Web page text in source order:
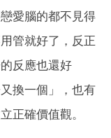
愛腦的都不見得
管就好了，反正
反應也還好
換一個」，也有
正確價值觀。